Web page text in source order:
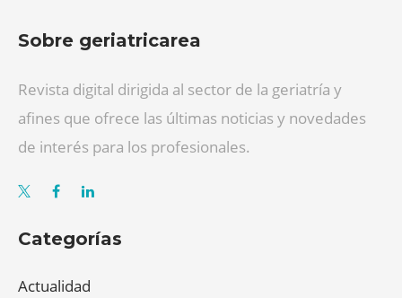
Sobre geriatricarea
Revista digital dirigida al sector de la geriatría y
afines que ofrece las últimas noticias y novedades
de interés para los profesionales.
Categorías
Actualidad